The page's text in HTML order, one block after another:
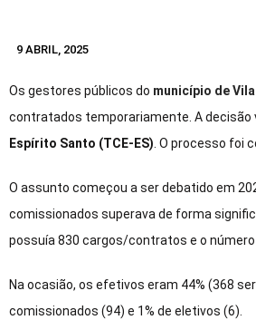
9 ABRIL, 2025
Os gestores públicos do município de
contratados temporariamente. A decisão
Espírito Santo (TCE-ES). O processo foi
O assunto começou a ser debatido em
comissionados superava de forma
possuía 830 cargos/contratos e o
Na ocasião, os efetivos eram 44% (368
comissionados (94) e 1% de eletivos (6).